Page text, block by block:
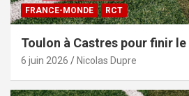
FRANCE-MONDE RCT
Toulon à Castres pour finir le
6 juin 2026 Nicolas Dupre